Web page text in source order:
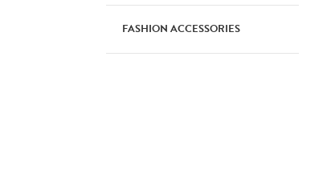
FASHION ACCESSORIES